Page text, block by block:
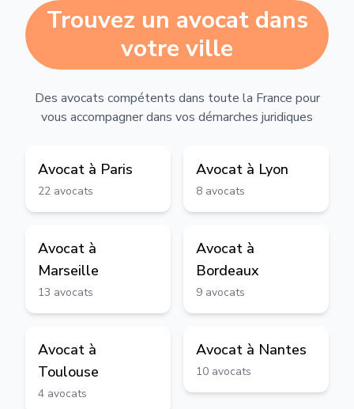
Trouvez un avocat dans
votre ville
Des avocats compétents dans toute la France pour
vous accompagner dans vos démarches juridiques
Avocat à Paris
22 avocats
Avocat à Lyon
8 avocats
Avocat à
Marseille
13 avocats
Avocat à
Bordeaux
9 avocats
Avocat à
Toulouse
4 avocats
Avocat à Nantes
10 avocats